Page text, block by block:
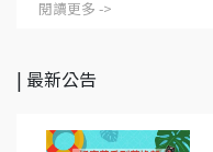
閱讀更多 ->
| 最新公告